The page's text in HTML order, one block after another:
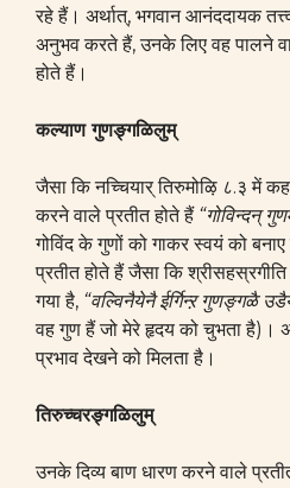
रहे हैं। अर्थात्, भगवान आनंददायक
अनुभव करते हैं, उनके लिए वह पालने
होते हैं।
कल्याण गुणङ्गळिलुम्
जैसा कि नच्चियार् तिरुमोऴि ८.३ में
करने वाले प्रतीत होते हैं “गोविन्दन्
गोविंद के गुणों को गाकर स्वयं को
प्रतीत होते हैं जैसा कि
गया है, “वल्विनैयेनै ईर्गिन्ऱ गुणङ्गळै
वह गुण हैं जो मेरे हृदय को चुभता है)।
प्रभाव देखने को मिलता है।
तिरुच्चरङ्गळिलुम्
उनके दिव्य बाण धारण करने वाले